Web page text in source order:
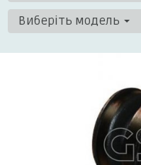
Виберіть модель